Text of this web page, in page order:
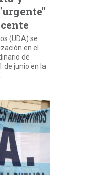
(UDA) se
en el
de
de junio en la